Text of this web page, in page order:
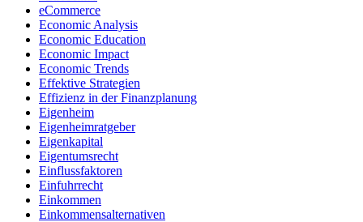
eCommerce
Economic Analysis
Economic Education
Economic Impact
Economic Trends
Effektive Strategien
Effizienz in der Finanzplanung
Eigenheim
Eigenheimratgeber
Eigenkapital
Eigentumsrecht
Einflussfaktoren
Einfuhrrecht
Einkommen
Einkommensalternativen